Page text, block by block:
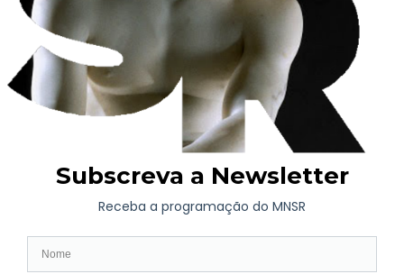
AGENDA
Exposição de Longa Duração
Programação Atual
Horário | Bilhética